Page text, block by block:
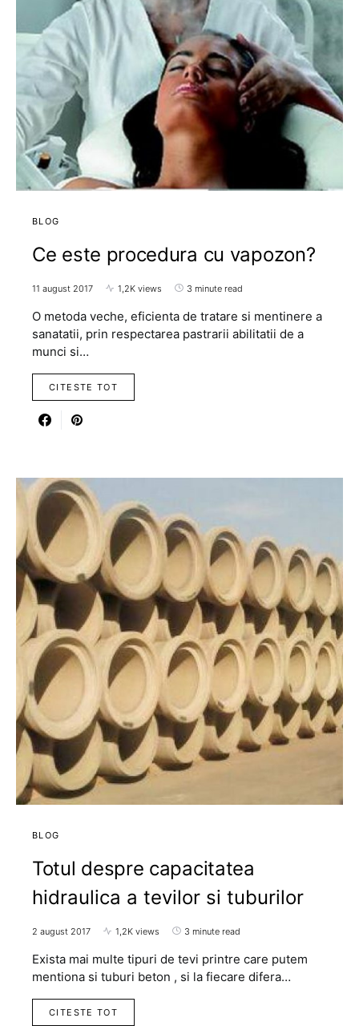
BLOG
Ce este procedura cu vapozon?
11 august 2017 1,2K views 3 minute read
O metoda veche, eficienta de tratare si mentinere a
sanatatii, prin respectarea pastrarii abilitatii de a
munci si…
CITESTE TOT
BLOG
Totul despre capacitatea
hidraulica a tevilor si tuburilor
2 august 2017 1,2K views 3 minute read
Exista mai multe tipuri de tevi printre care putem
mentiona si tuburi beton , si la fiecare difera…
CITESTE TOT